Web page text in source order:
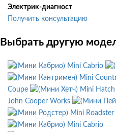
Электрик-диагност
Получить консультацию
Выбрать другую
Mini Cabrio
Mini
Coupe
Mini Hatch
John Cooper Works
Mini Roadster
Mini Cabrio